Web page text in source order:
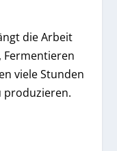
die Arbeit
Fermentieren
viele Stunden
produzieren.